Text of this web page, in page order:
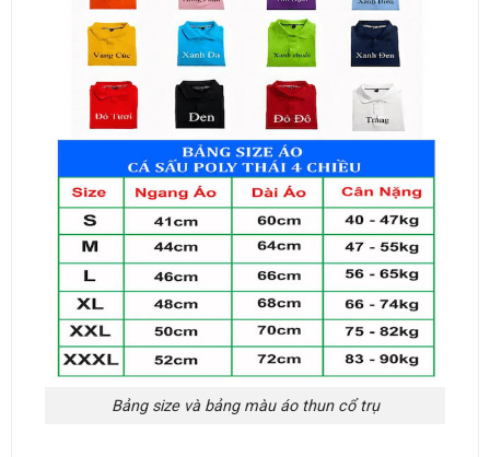
Bảng size và bảng màu áo thun cổ trụ